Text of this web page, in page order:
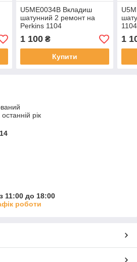
U5ME0034B Вкладиш
шатунний 2 ремонт на
Perkins 1104
1 100₴
Купити
1104
1
рік
11:00 до 18:00
роботи